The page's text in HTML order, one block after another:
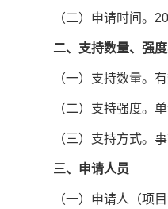
（二）申请时间。
二、支持数量、强
（一）支持数量。有
（二）支持强度。单
（三）支持方式。事
三、申请人员
（一）申请人（项目